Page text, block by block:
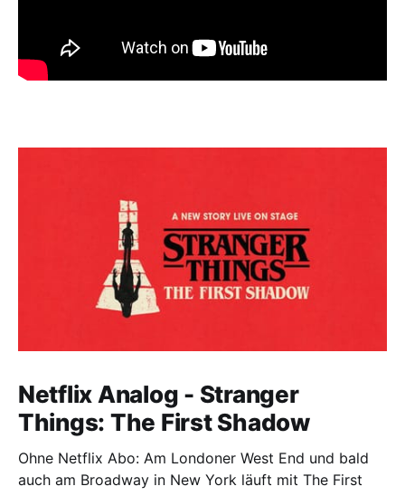
Netflix Analog - Stranger
Things: The First Shadow
Ohne Netflix Abo: Am Londoner West End und bald
auch am Broadway in New York läuft mit The First